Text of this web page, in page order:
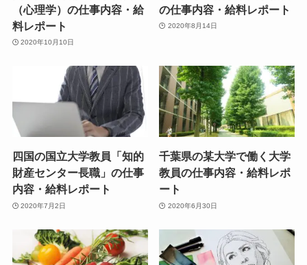
（心理学）の仕事内容・給
料レポート
2020年10月10日
の仕事内容・給料レポート
2020年8月14日
四国の国立大学教員「知的
財産センター長職」の仕事
内容・給料レポート
2020年7月2日
千葉県の某大学で働く大学
教員の仕事内容・給料レポ
ート
2020年6月30日